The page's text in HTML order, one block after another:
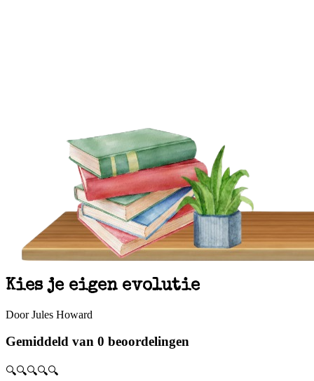
Kies je eigen evolutie
Door Jules Howard
Gemiddeld van 0 beoordelingen
🔍🔍🔍🔍🔍